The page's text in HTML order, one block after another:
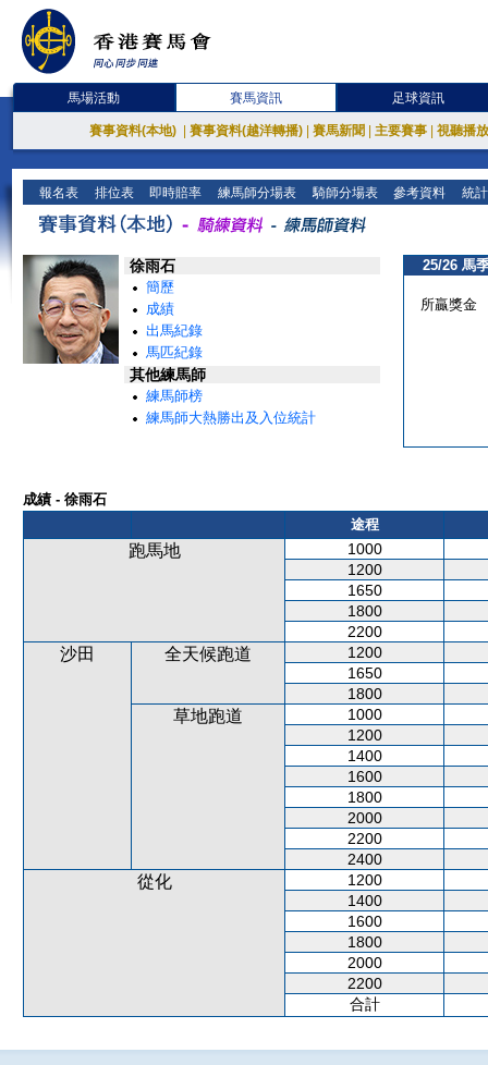
馬場活動 賽馬資訊 足球資訊
賽事資料(本地) 賽事資料(越洋轉播) 賽馬新聞 主要賽事 視聽播
報名表 排位表 即時賠率 練馬師分場表 騎師分場表 參考資料 統
徐雨石
簡歷
成績
出馬紀錄
馬匹紀錄
其他練馬師
練馬師榜
練馬師大熱勝出及入位統計
25/26 馬
所贏獎金
成績 - 徐雨石
途程
跑馬地
1000
1200
1650
1800
2200
沙田 全天候跑道
1200
1650
1800
草地跑道
1000
1200
1400
1600
1800
2000
2200
2400
從化
1200
1400
1600
1800
2000
2200
合計